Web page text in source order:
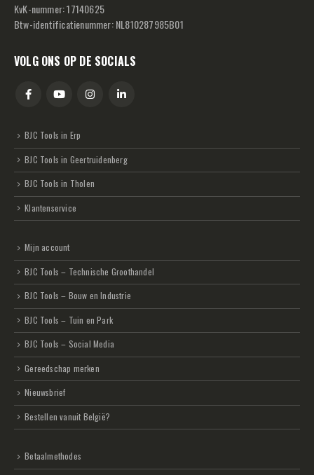
KvK-nummer: 17140625
Btw-identificatienummer: NL810287985B01
VOLG ONS OP DE SOCIALS
BJC Tools in Erp
BJC Tools in Geertruidenberg
BJC Tools in Tholen
Klantenservice
Mijn account
BJC Tools – Technische Groothandel
BJC Tools – Bouw en Industrie
BJC Tools – Tuin en Park
BJC Tools – Social Media
Gereedschap merken
Nieuwsbrief
Bestellen vanuit België?
Betaalmethodes